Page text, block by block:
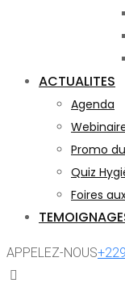
ACTUALITES
Agenda
Promo
Quiz
Foires
APPELEZ-NOUS